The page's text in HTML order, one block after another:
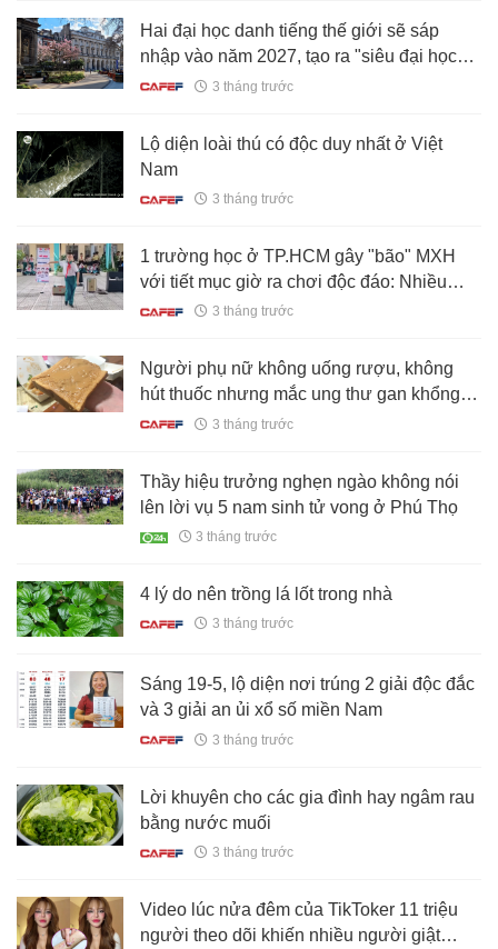
Hai đại học danh tiếng thế giới sẽ sáp
nhập vào năm 2027, tạo ra "siêu đại học"
mới với 47.000 sinh viên
3 tháng trước
Lộ diện loài thú có độc duy nhất ở Việt
Nam
3 tháng trước
1 trường học ở TP.HCM gây "bão" MXH
với tiết mục giờ ra chơi độc đáo: Nhiều
người xem xong "réo" tên Phan Hiển -
3 tháng trước
Người phụ nữ không uống rượu, không
hút thuốc nhưng mắc ung thư gan khổng
lồ, bác sĩ nói: Tại 1 món ăn sáng
3 tháng trước
Thầy hiệu trưởng nghẹn ngào không nói
lên lời vụ 5 nam sinh tử vong ở Phú Thọ
3 tháng trước
4 lý do nên trồng lá lốt trong nhà
3 tháng trước
Sáng 19-5, lộ diện nơi trúng 2 giải độc đắc
và 3 giải an ủi xổ số miền Nam
3 tháng trước
Lời khuyên cho các gia đình hay ngâm rau
bằng nước muối
3 tháng trước
Video lúc nửa đêm của TikToker 11 triệu
người theo dõi khiến nhiều người giật